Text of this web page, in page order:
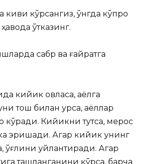
киви кўрсангиз, ўнгда кўпроқ
ўтказинг.
сабр ва ғайратга
кийик овласа, аёлга
тош билан урса, аёллар
кўради. Кийикни тутса, мерос
эришади. Агар кийик унинг
ўғлини уйлантиради. Агар
ташланганини кўрса, барча